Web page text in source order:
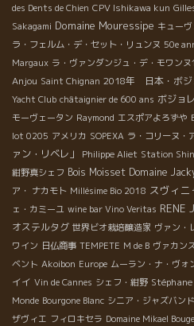
des Dents de Chien CPV Ishikawa kun
Sakagami Domaine Mouressipe キュー
ラ・フェルム・デ・セット・リュンヌ 50e
Margaux ラ・ヴァンダンジュ・デ・モワン
Anjou Saint Chignan 2018年 日本・ボジ
Yacht Club châtaignier de 600 ans ボジョ
モーヴェータン Raymond エスポアよろずや
lot 0205 アメリカ SOPEXA ラ・コリーヌ・
ァン・リベレ」
Philippe Aliet Station
紺野真シェフ Bois Moisset Domaine
ア・ ナカモト Millésime Bio 2018 スヴィニ
ェ・カミーユ wine bar Vino Veritas RENE
オステルタグ 世界ビオ栽培醸造家 ヴァン・
ワイン 日仏商事 TEMPETE M de B ヴァカン
ベント Akoibon Europe ムーラン・ナ・ヴォ
イイ Vin de Cannes シェフ・紺野
Monde Bourgone Blanc シニア・ジャズバン
ザヴィエ フィロキセラ Domaine Mikael